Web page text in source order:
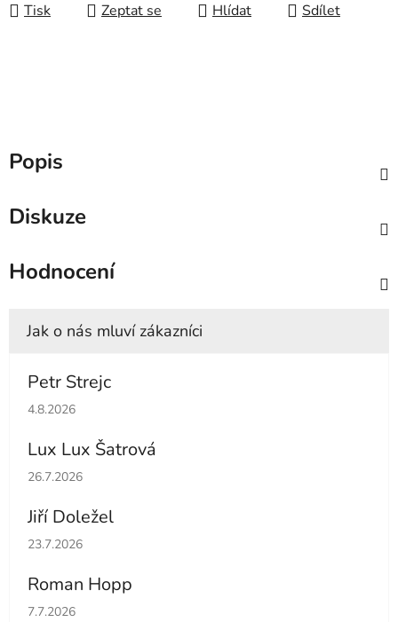
Tisk Zeptat se Hlídat Sdílet
Popis
Diskuze
Hodnocení
Petr Strejc
Hodnocení obchodu je 5 z 5 hvězdiček.
4.8.2026
Lux Lux Šatrová
Hodnocení obchodu je 5 z 5 hvězdiček.
26.7.2026
Jiří Doležel
Hodnocení obchodu je 5 z 5 hvězdiček.
23.7.2026
Roman Hopp
Hodnocení obchodu je 5 z 5 hvězdiček.
7.7.2026